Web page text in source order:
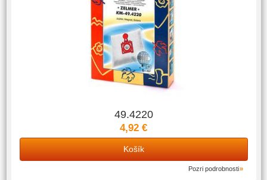
49.4220
4,92 €
Košík
Pozri podrobnosti